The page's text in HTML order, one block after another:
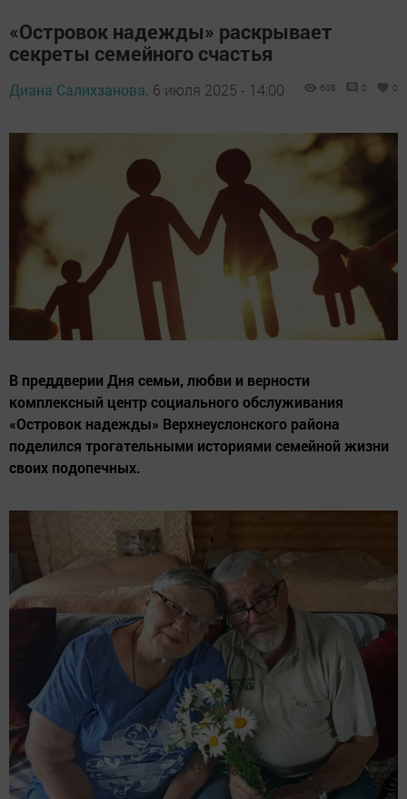
«Островок надежды» раскрывает
секреты семейного счастья
Диана Салихзанова, 6 июля 2025 - 14:00 608 0 0
В преддверии Дня семьи, любви и верности
комплексный центр социального обслуживания
«Островок надежды» Верхнеуслонского района
поделился трогательными историями семейной жизни
своих подопечных.